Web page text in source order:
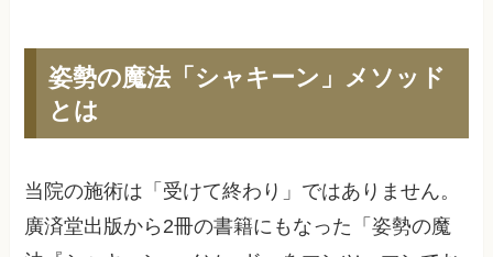
姿勢の魔法「シャキーン」メソッド
とは
当院の施術は「受けて終わり」ではありません。
廣済堂出版から2冊の書籍にもなった「姿勢の魔